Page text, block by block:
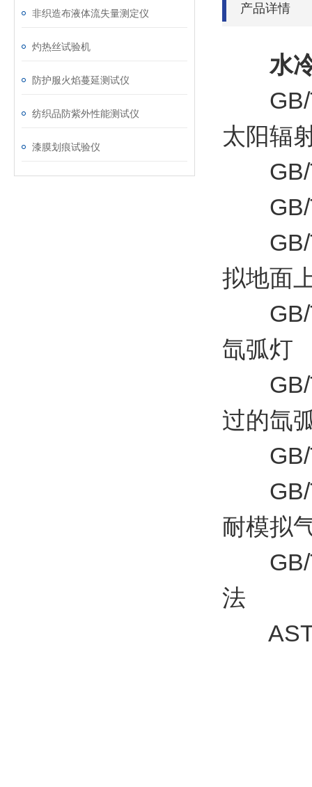
非织造布液体流失量测定仪
灼热丝试验机
防护服火焰蔓延测试仪
纺织品防紫外性能测试仪
漆膜划痕试验仪
产品详情
水
GB/T
太阳辐
GB/T
GB/T
GB/T
拟地面
GB/T
氙弧灯
GB/T
过的氙
GB/T
GB/T
耐模拟
GB/T
法
ASTM